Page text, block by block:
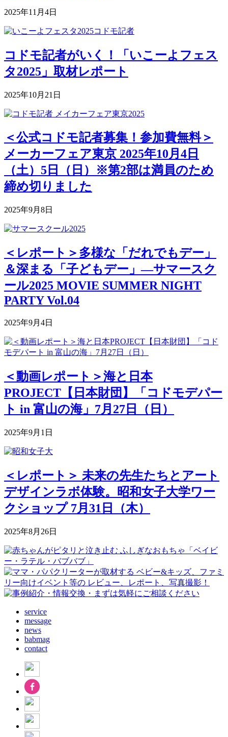
2025年11月4日
コドモ記者がいく！「いこーよフェス
タ2025」取材レポート
2025年10月21日
＜公式コドモ記者募集！参加費無料＞
メーカーフェア東京 2025年10月4日
（土）5日（日）※第2部は満員のため
締め切りました
2025年9月8日
＜レポート＞多様な「だれでもデー」
＆深まる「子どもデー」―サマースク
ール2025 MOVIE SUMMER NIGHT
PARTY Vol.04
2025年9月4日
＜動画レポート＞海と日本
PROJECT【日本財団】「コドモデパー
ト in 富山の海」7月27日（日）
2025年9月1日
＜レポート＞ 未来の先生たちとアート
デザインラボ体験。昭和女子大学ワー
クショップ 7月31日（木）
2025年8月26日
service
message
news
babmag
contact